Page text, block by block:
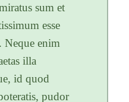
sum et
esse
Neque enim
illa
id quod
pudor